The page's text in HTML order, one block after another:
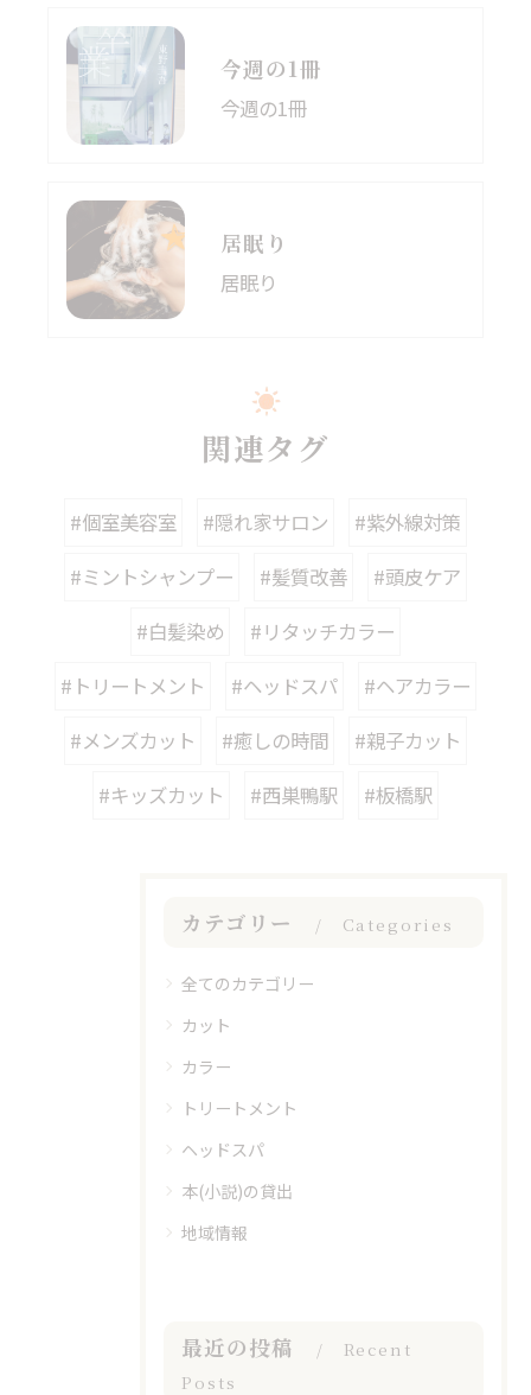
今週の1冊
今週の1冊
居眠り
居眠り
関連タグ
#個室美容室 #隠れ家サロン
#紫外線対策
#ミントシャンプー
#髪質改善
#頭皮ケア
#白髪染め
#リタッチカラー
#トリートメント
#ヘッドスパ
#ヘアカラー
#メンズカット
#癒しの時間
#親子カット
#キッズカット
#西巣鴨駅 #板橋駅
カテゴリー Categories
全てのカテゴリー
カット
カラー
トリートメント
ヘッドスパ
本(小説)の貸出
地域情報
最近の投稿
Recent
Posts